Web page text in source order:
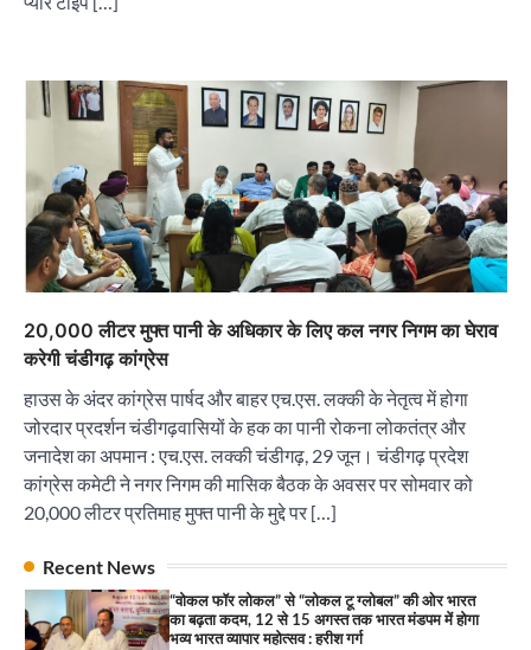
20,000 लीटर मुफ्त पानी के अधिकार के लिए कल नगर निगम का घेराव
करेगी चंडीगढ़ कांग्रेस
हाउस के अंदर कांग्रेस पार्षद और बाहर एच.एस. लक्की के नेतृत्व में होगा
जोरदार प्रदर्शन चंडीगढ़वासियों के हक का पानी रोकना लोकतंत्र और
जनादेश का अपमान : एच.एस. लक्की चंडीगढ़, 29 जून। चंडीगढ़ प्रदेश
कांग्रेस कमेटी ने नगर निगम की मासिक बैठक के अवसर पर सोमवार को
20,000 लीटर प्रतिमाह मुफ्त पानी के मुद्दे पर […]
Recent News
2
“वोकल फॉर लोकल” से “लोकल टू ग्लोबल” की ओर भारत
का बढ़ता कदम, 12 से 15 अगस्त तक भारत मंडपम में होगा
भव्य भारत व्यापार महोत्सव : हरीश गर्ग
City uday August 6, 2026
सोलर एनर्जी वेंडर्स एसोसिएशन (सेवा) ने पंजाब में सौर
परियोजनाओं की बाधाओं को दूर करने के लिए पीएसपीसीएल
और एमएनआरई के उच्च अधिकारियों से की मुलाकात
4
₹227 करोड़ का ‘टेबल एजेंडा घोटाला’ भाजपा के
सबूत : एच.एस. लक्की
City uday August 6, 2026
इंडियन नेशनल थियेटर द्वारा 9 अगस्त को होगा ‘वर्षा ऋतु
संगीत संध्या 2026’ का आयोजन
“वोकल फॉर लोकल” से “लोकल टू ग्लोबल” की ओर भारत
का बढ़ता कदम, 12 से 15 अगस्त तक भारत मंडपम में होगा
भव्य भारत व्यापार महोत्सव : हरीश गर्ग
2
पारस हेल्थ पंचकूला ने ‘तिरंगा यात्रा 2025’ का हरियाणा से
आयाम
City uday August 13, 2025